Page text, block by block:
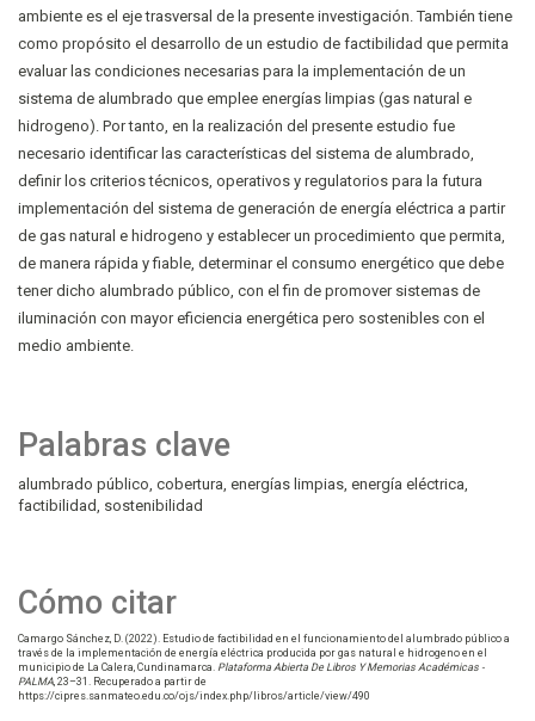
Palabras clave
alumbrado público cobertura energías limpias energía eléctrica
factibilidad sostenibilidad
Cómo citar
Camargo Sánchez, D. (2022). Estudio de factibilidad en el funcionamiento del alumbrado público a
través de la implementación de energía eléctrica producida por gas natural e hidrogeno en el
municipio de La Calera, Cundinamarca. Plataforma Abierta De Libros Y Memorias Académicas -
PALMA, 23–31. Recuperado a partir de
https://cipres.sanmateo.edu.co/ojs/index.php/libros/article/view/490
ambiente es el eje trasversal de la presente investigación. También tiene
como propósito el desarrollo de un estudio de factibilidad que permita
evaluar las condiciones necesarias para la implementación de un
sistema de alumbrado que emplee energías limpias (gas natural e
hidrogeno). Por tanto, en la realización del presente estudio fue
necesario identificar las características del sistema de alumbrado,
definir los criterios técnicos, operativos y regulatorios para la futura
implementación del sistema de generación de energía eléctrica a partir
de gas natural e hidrogeno y establecer un procedimiento que permita,
de manera rápida y fiable, determinar el consumo energético que debe
tener dicho alumbrado público, con el fin de promover sistemas de
iluminación con mayor eficiencia energética pero sostenibles con el
medio ambiente.